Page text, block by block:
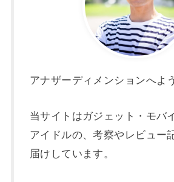
アナザーディメンションへよ
当サイトはガジェット・モバ
アイドルの、考察やレビュー
届けしています。